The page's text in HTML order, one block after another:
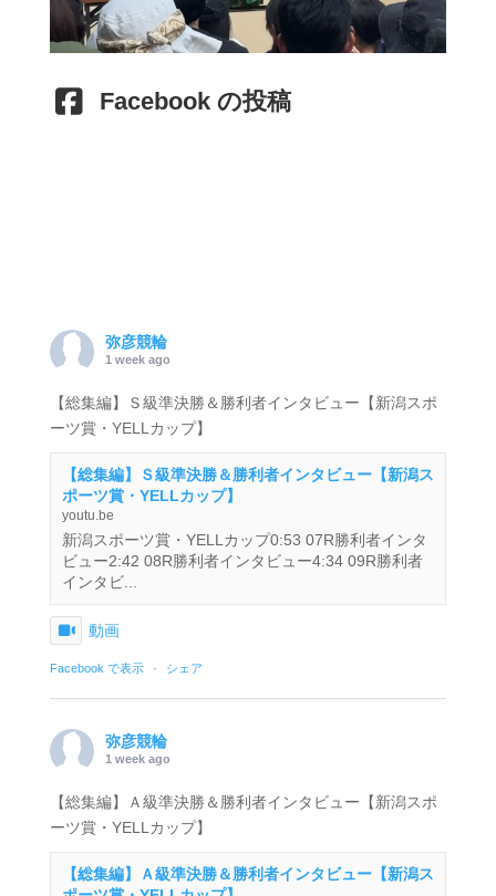
Facebook の投稿
弥彦競輪
1 week ago
【総集編】Ｓ級準決勝＆勝利者インタビュー【新潟スポ
ーツ賞・YELLカップ】
【総集編】Ｓ級準決勝＆勝利者インタビュー【新潟ス
ポーツ賞・YELLカップ】
youtu.be
新潟スポーツ賞・YELLカップ0:53 07R勝利者インタ
ビュー2:42 08R勝利者インタビュー4:34 09R勝利者
インタビ...
動画
Facebook で表示 · シェア
弥彦競輪
1 week ago
【総集編】Ａ級準決勝＆勝利者インタビュー【新潟スポ
ーツ賞・YELLカップ】
【総集編】Ａ級準決勝＆勝利者インタビュー【新潟ス